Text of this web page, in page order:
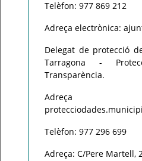
Telèfon: 977 869 212
Adreça electrònica:
Delegat de protecció
Tarragona -
Transparència.
Adreça
Telèfon: 977 296 699
Adreça: C/Pere Martell,